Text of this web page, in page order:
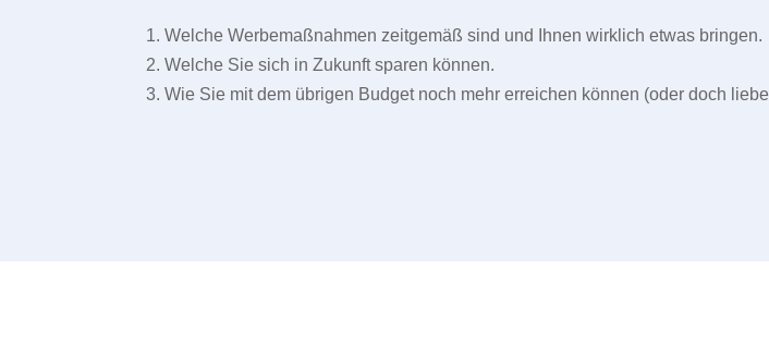
1. Welche Werbemaßnahmen zeitgemäß sind und Ihnen wirklich etwas bringen.
2. Welche Sie sich in Zukunft sparen können.
3. Wie Sie mit dem übrigen Budget noch mehr erreichen können (oder doch